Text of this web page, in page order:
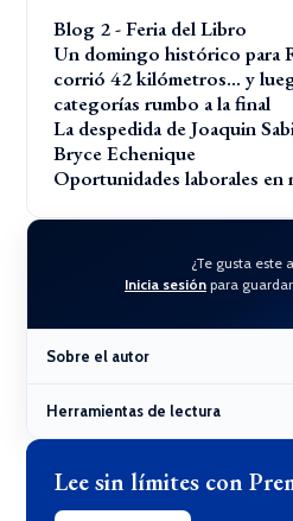
Blog 2 - Feria del Libro
Un domingo histórico para
corrió 42 kilómetros… y
categorías rumbo a la final
La despedida de Joaquin
Bryce Echenique
Oportunidades laborales en
¿Te gusta este
Inicia sesión para
Sobre el autor
Herramientas de lectura
Lee sin límites con